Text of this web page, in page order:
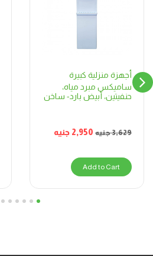
أجهزة منزلية كبيرة
ساميكس مبرد مياه،
حنفيتين، أبيض بارد- ساخن
3,629جنيه 2,950 جنيه
Add to Cart
1
2